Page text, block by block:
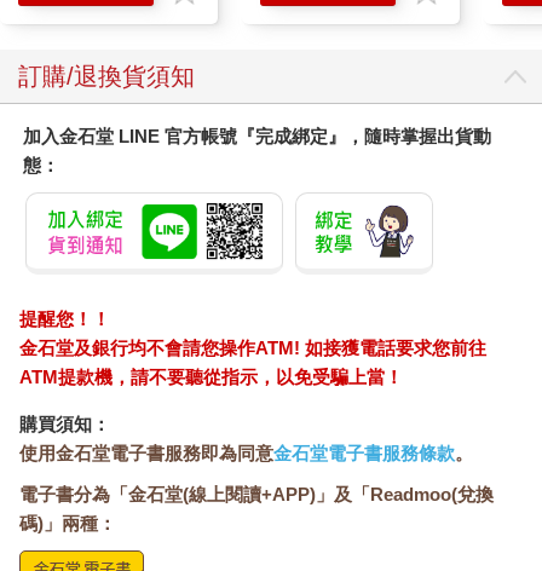
Storybook
訂購/退換貨須知
加入金石堂 LINE 官方帳號『完成綁定』，隨時掌握出貨動
態：
提醒您！！
金石堂及銀行均不會請您操作ATM! 如接獲電話要求您前往
ATM提款機，請不要聽從指示，以免受騙上當！
購買須知：
使用金石堂電子書服務即為同意金石堂電子書服務條款。
電子書分為「金石堂(線上閱讀+APP)」及「Readmoo(兌換
碼)」兩種：